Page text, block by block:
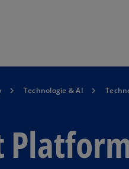
Technologie & AI